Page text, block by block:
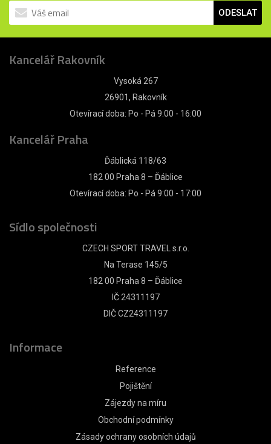
ODESLAT
Kancelář Rakovník
Vysoká 267
26901, Rakovník
Otevírací doba: Po - Pá 9:00 - 16:00
Kancelář Praha
Ďáblická 118/63
182 00 Praha 8 – Ďáblice
Otevírací doba: Po - Pá 9:00 - 17:00
Sídlo společnosti
CZECH SPORT TRAVEL s.r.o.
Na Terase 145/5
182 00 Praha 8 – Ďáblice
IČ 24311197
DIČ CZ24311197
Informace
Reference
Pojištění
Zájezdy na míru
Obchodní podmínky
Zásady ochrany osobních údajů